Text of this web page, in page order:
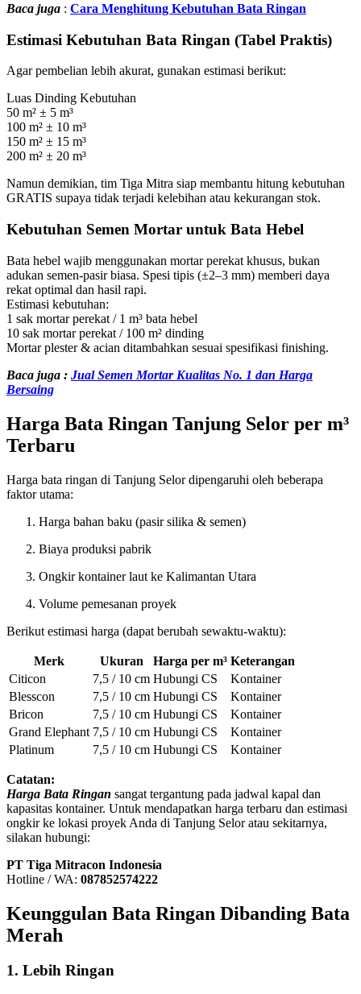
Baca juga : Cara Menghitung Kebutuhan Bata Ringan
Estimasi Kebutuhan Bata Ringan (Tabel Praktis)
Agar pembelian lebih akurat, gunakan estimasi berikut:
Luas Dinding Kebutuhan
50 m² ± 5 m³
100 m² ± 10 m³
150 m² ± 15 m³
200 m² ± 20 m³
Namun demikian, tim Tiga Mitra siap membantu hitung kebutuhan
GRATIS supaya tidak terjadi kelebihan atau kekurangan stok.
Kebutuhan Semen Mortar untuk Bata Hebel
Bata hebel wajib menggunakan mortar perekat khusus, bukan
adukan semen-pasir biasa. Spesi tipis (±2–3 mm) memberi daya
rekat optimal dan hasil rapi.
Estimasi kebutuhan:
1 sak mortar perekat / 1 m³ bata hebel
10 sak mortar perekat / 100 m² dinding
Mortar plester & acian ditambahkan sesuai spesifikasi finishing.
Baca juga : Jual Semen Mortar Kualitas No. 1 dan Harga
Bersaing
Harga Bata Ringan Tanjung Selor per m³
Terbaru
Harga bata ringan di Tanjung Selor dipengaruhi oleh beberapa
faktor utama:
Harga bahan baku (pasir silika & semen)
Biaya produksi pabrik
Ongkir kontainer laut ke Kalimantan Utara
Volume pemesanan proyek
Berikut estimasi harga (dapat berubah sewaktu-waktu):
Merk Ukuran Harga per m³ Keterangan
Citicon
7,5 / 10 cm Hubungi CS
Kontainer
Blesscon
7,5 / 10 cm Hubungi CS
Kontainer
Bricon
7,5 / 10 cm Hubungi CS
Kontainer
Grand Elephant 7,5 / 10 cm Hubungi CS
Kontainer
Platinum
7,5 / 10 cm Hubungi CS Kontainer
Catatan:
Harga Bata Ringan sangat tergantung pada jadwal kapal dan
kapasitas kontainer. Untuk mendapatkan harga terbaru dan estimasi
ongkir ke lokasi proyek Anda di Tanjung Selor atau sekitarnya,
silakan hubungi:
PT Tiga Mitracon Indonesia
Hotline / WA: 087852574222
Keunggulan Bata Ringan Dibanding Bata
Merah
1. Lebih Ringan